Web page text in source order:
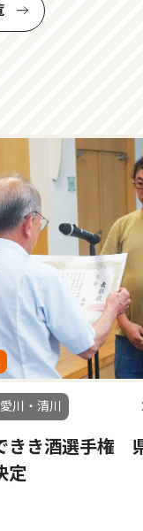
川・清川
きき酒選手権
定